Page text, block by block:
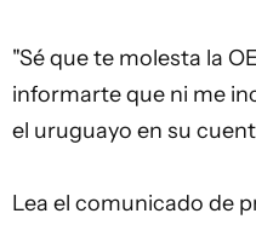
"Sé que te molesta la
informarte que ni me
el uruguayo en su
Lea el comunicado de